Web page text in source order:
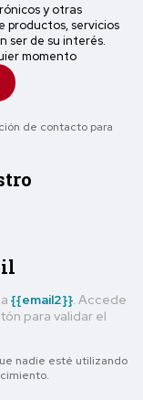
y otras
productos, servicios
ser de su interés.
momento
de contacto para
{{email2}} . Accede
para validar el
nadie esté utilizando